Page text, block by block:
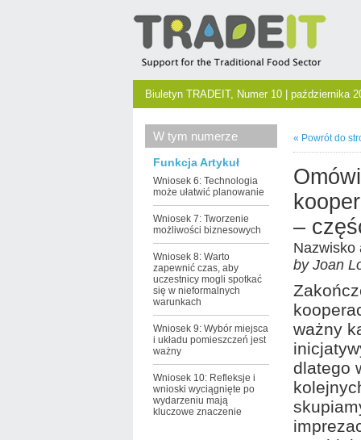
Biuletyn TRADEIT, Numer 10 | października
W tym numerze
Funkcja Artykuł
Wniosek 6: Technologia
może ułatwić planowanie
Wniosek 7: Tworzenie
możliwości biznesowych
Wniosek 8: Warto
zapewnić czas, aby
uczestnicy mogli spotkać
się w nieformalnych
warunkach
Wniosek 9: Wybór miejsca
i układu pomieszczeń jest
ważny
Wniosek 10: Refleksje i
wnioski wyciągnięte po
wydarzeniu mają
kluczowe znaczenie
« Powrót do
–
Nazwisko
by Joan
ważny
dlatego